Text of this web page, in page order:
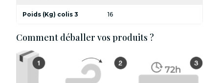
Poids (Kg) colis 3 16
Comment déballer vos produits ?